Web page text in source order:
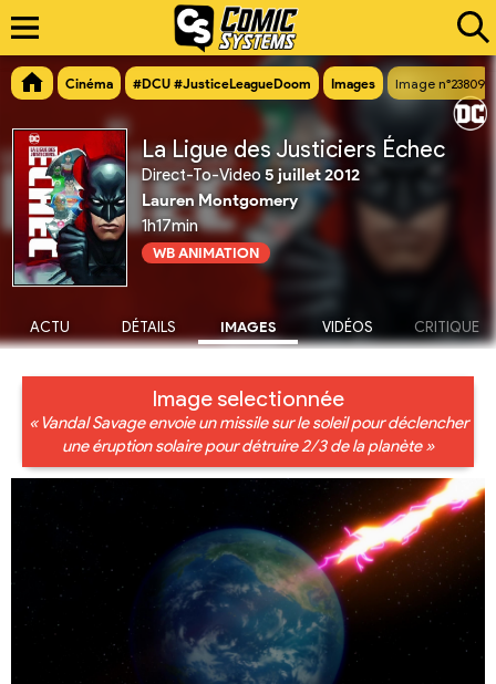
Cinéma #DCU #JusticeLeagueDoom Images Image n°23809
La Ligue des Justiciers Échec
Direct-To-Video 5 juillet 2012
Lauren Montgomery
1h17min
WB ANIMATION
ACTU DÉTAILS IMAGES VIDÉOS CRITIQUE
Image selectionnée
« Vandal Savage envoie un missile sur le soleil pour déclencher
une éruption solaire pour détruire 2/3 de la planète »